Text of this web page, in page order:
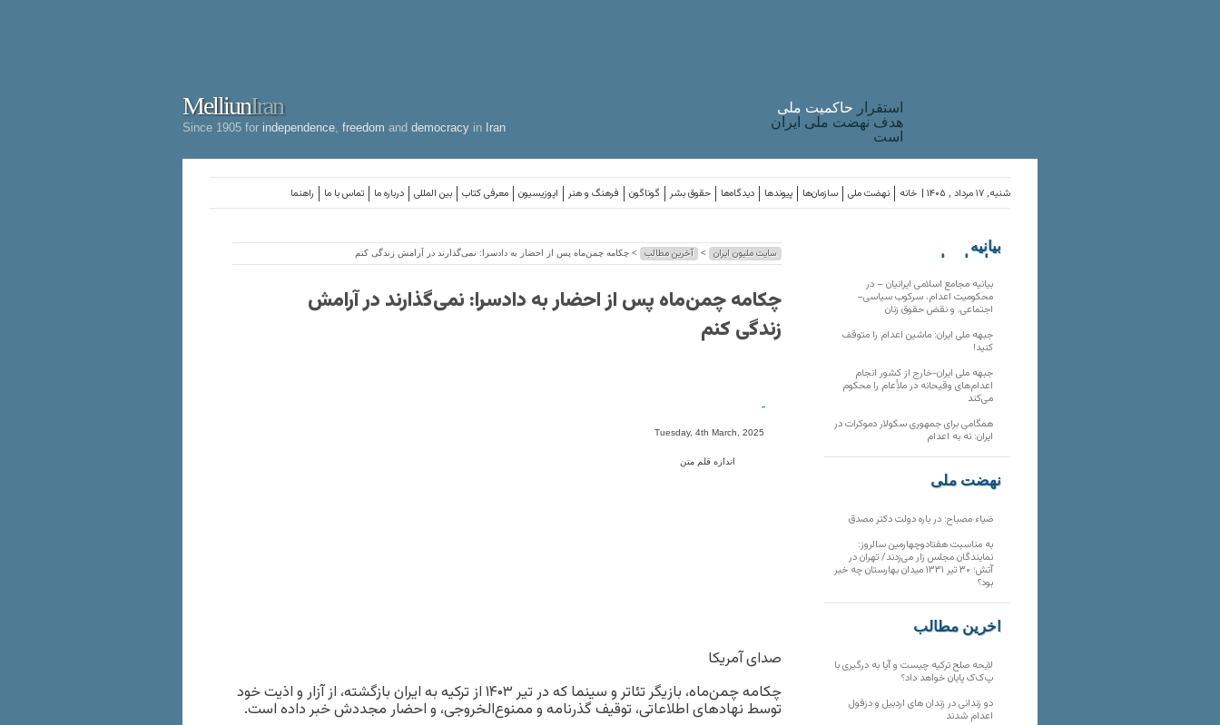
MelliunIran
Since 1905 for independence freedom and democracy in Iran
استقرار حاکميت ملی
هدف نهضت ملی ایران
است
راهنما تماس با ما درباره ما بین المللی معرفی کتاب اپوزیسیون فرهنگ و هنر گوناگون حقوق بشر دیدگاه‌ها پیوندها سازمان‌ها نهضت ملی خانه شنبه, ۱۷ مرداد , ۱۴۰۵ |
سایت ملیون ایران > آخرین مطالب > چکامه چمن‌ماه پس از احضار به دادسرا: نمی‌گذارند در آرامش زندگی کنم
چکامه چمن‌ماه پس از احضار به دادسرا: نمی‌گذارند در آرامش
زندگی کنم
-
Tuesday, 4th March, 2025
اندازه قلم متن
صدای آمریکا
چکامه چمن‌ماه، بازیگر تئاتر و سینما که در تیر ۱۴۰۳ از ترکیه به ایران بازگشته، از آزار و اذیت خود
توسط نهادهای اطلاعاتی، توقیف گذرنامه و ممنوع‌الخروجی، و احضار مجددش خبر داده است.
بیانیه
سازمان‌های
بیانیه مجامع اسلامی ایرانیان – در
محکومیت اعدام، سرکوب سیاسی–
اجتماعی، و نقض حقوق زنان
جبهه ملی ایران: ماشین اعدام را متوقف
کنید!
جبهه ملی ایران-خارج از کشور انجام
اعدام‌های وقیحانه در ملأِعام را محکوم
می‌کند
همگامی برای جمهوری سکولار دموکرات در
ایران: نه به اعدام
نهضت ملی
ضیاء مصباح: در باره دولت دکتر مصدق
به مناسبت هفتادوچهارمین سالروز:
نمایندگان مجلس زار می‌زدند/ تهران در
آتش؛ ۳۰ تیر ۱۳۳۱ میدان بهارستان چه خبر
بود؟
آخرین مطالب
لایحه صلح ترکیه چیست و آیا به درگیری با
پ‌ک‌ک پایان خواهد داد؟
دو زندانی در زندان های اردبیل و دزفول
اعدام شدند